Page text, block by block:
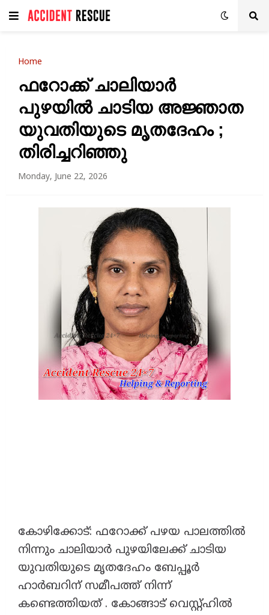
Home
ഫറോക്ക് ചാലിയാർ
പുഴയിൽ ചാടിയ അജ്ഞാത
യുവതിയുടെ മൃതദേഹം ;
തിരിച്ചറിഞ്ഞു
Monday, June 22, 2026
കോഴിക്കോട്: ഫറോക്ക് പഴയ പാലത്തിൽ
നിന്നും ചാലിയാർ പുഴയിലേക്ക് ചാടിയ
യുവതിയുടെ മൃതദേഹം ബേപ്പൂർ
ഹാർബറിന് സമീപത്ത് നിന്ന്
കണ്ടെത്തിയത് . കോങ്ങാട് വെസ്റ്റ്ഹിൽ